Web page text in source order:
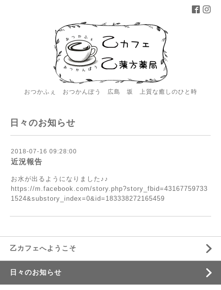
おつかふぇ おつかんぽう 広島 坂 上質な癒しのひと時
日々のお知らせ
2018-07-16 09:28:00
近況報告
お水が出るようになりました♪♪
https://m.facebook.com/story.php?story_fbid=43167759733
1524&substory_index=0&id=183338272165459
乙カフェへようこそ
日々のお知らせ